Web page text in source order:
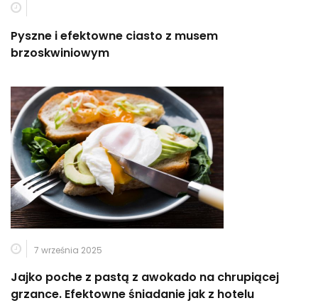
Pyszne i efektowne ciasto z musem
brzoskwiniowym
7 września 2025
Jajko poche z pastą z awokado na chrupiącej
grzance. Efektowne śniadanie jak z hotelu